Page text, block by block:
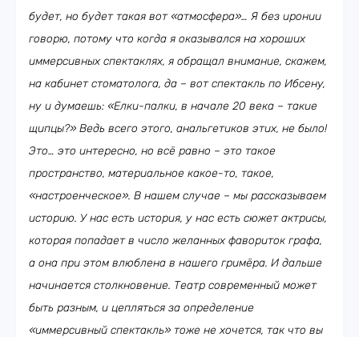
будет, но будет такая вот «атмосфера»… Я без иронии
говорю, потому что когда я оказывался на хороших
иммерсивных спектаклях, я обращал внимание, скажем,
на кабинет стоматолога, да – вот спектакль по Ибсену,
ну и думаешь: «Елки-палки, в начале 20 века – такие
щипцы?» Ведь всего этого, анальгетиков этих, не было!
Это… это интересно, но всё равно – это такое
пространство, материальное какое-то, такое,
«настроенческое». В нашем случае – мы рассказываем
историю. У нас есть история, у нас есть сюжет актрисы,
которая попадает в число желанных фавориток графа,
а она при этом влюблена в нашего гримёра. И дальше
начинается столкновение. Театр современный может
быть разным, и цепляться за определение
«иммерсивный спектакль» тоже не хочется, так что вы